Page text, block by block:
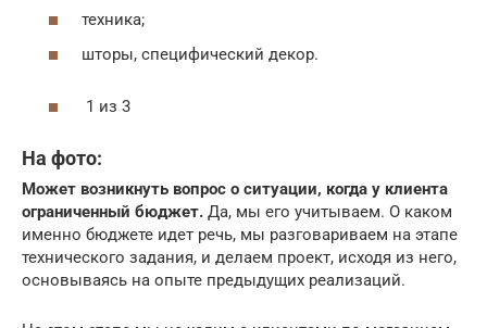
техника;
шторы, специфический декор.
1 из 3
На фото:
Может возникнуть вопрос о ситуации, когда у клиента
ограниченный бюджет. Да, мы его учитываем. О каком
именно бюджете идет речь, мы разговариваем на этапе
технического задания, и делаем проект, исходя из него,
основываясь на опыте предыдущих реализаций.